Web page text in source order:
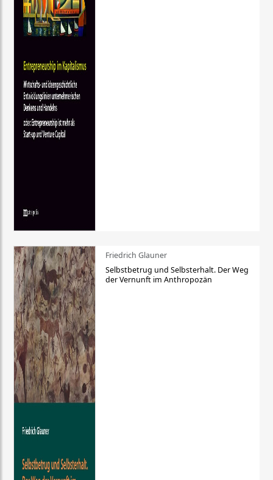
Friedrich Glauner
Selbstbetrug und Selbsterhalt. Der Weg
der Vernunft im Anthropozän